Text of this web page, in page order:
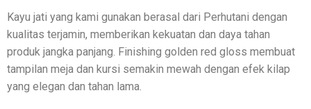
Kayu jati yang kami gunakan berasal dari Perhutani dengan
kualitas terjamin, memberikan kekuatan dan daya tahan
produk jangka panjang. Finishing golden red gloss membuat
tampilan meja dan kursi semakin mewah dengan efek kilap
yang elegan dan tahan lama.